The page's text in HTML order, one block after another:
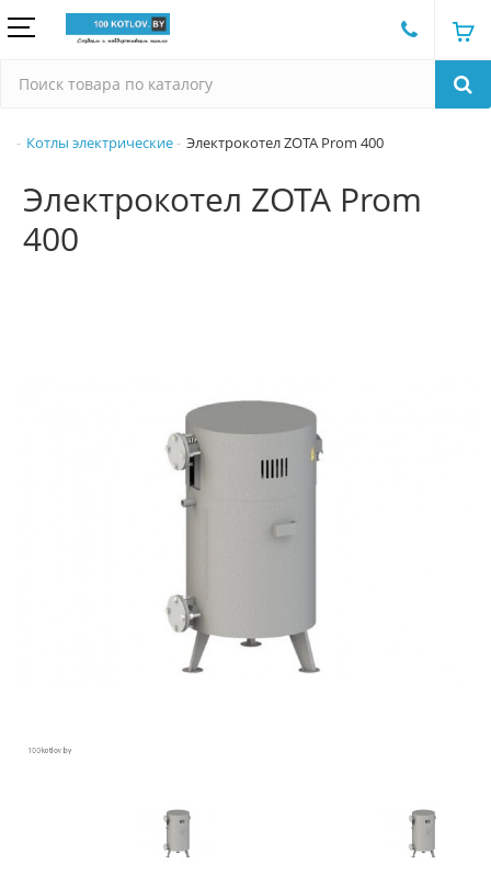
Котлы электрические Электрокотел ZOTA Prom 400
Электрокотел ZOTA Prom
400